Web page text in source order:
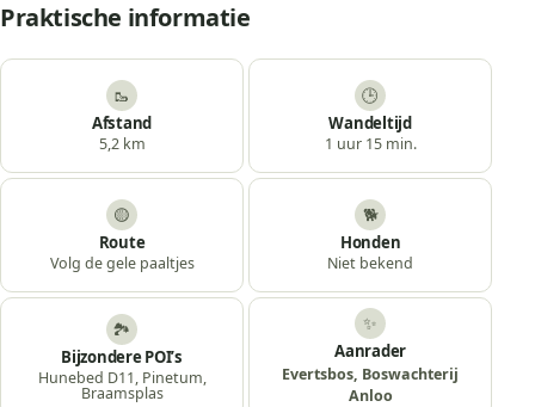
Praktische informatie
🥾
Afstand
5,2 km
🕒
Wandeltijd
1 uur 15 min.
🟡
Route
Volg de gele paaltjes
🐕
Honden
Niet bekend
🏞️
Bijzondere POI’s
Hunebed D11, Pinetum,
Braamsplas
✨
Aanrader
Evertsbos, Boswachterij
Anloo